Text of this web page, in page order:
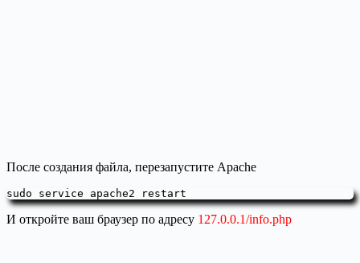
После создания файла, перезапустите Apache
sudo service apache2 restart
И откройте ваш браузер по адресу 127.0.0.1/info.php